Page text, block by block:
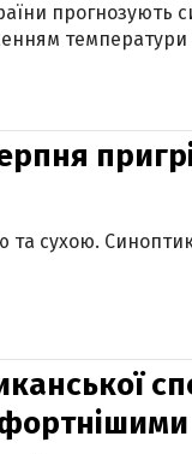
прогнозують
температури
та сухою.